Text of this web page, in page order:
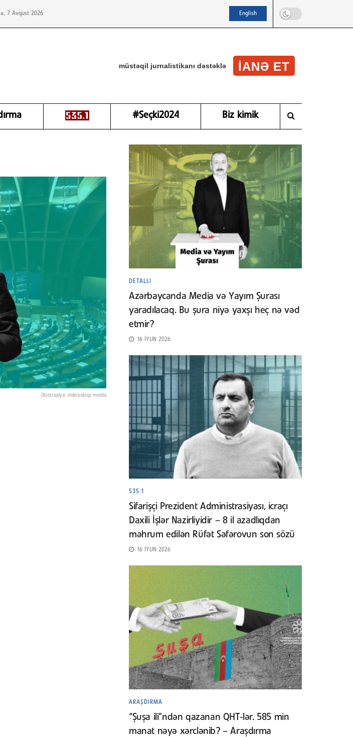
7 Avqust 2026 English
müstəqil jurnalistikanı dəstəklə IANƏ ET
#Seçki2024 Biz kimik
İllustrasiya: mikroskop media
DETALLI
Azərbaycanda Media və Yayım Şurası
yaradılacaq. Bu şura niyə yaxşı heç nə vəd
etmir?
16 İYUN 2026
535.1
Sifarişçi Prezident Administrasiyası, icraçı
Daxili İşlər Nazirliyidir – 8 il azadlıqdan
məhrum edilən Rüfət Səfərovun son sözü
16 İYUN 2026
ARAŞDIRMA
“Şuşa ili”ndən qazanan QHT-lər. 585 min
manat nəyə xərclənib? – Araşdırma